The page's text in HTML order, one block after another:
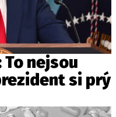
nejsou
si prý